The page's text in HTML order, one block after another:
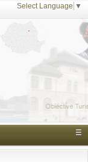
Select Language ▼
☰